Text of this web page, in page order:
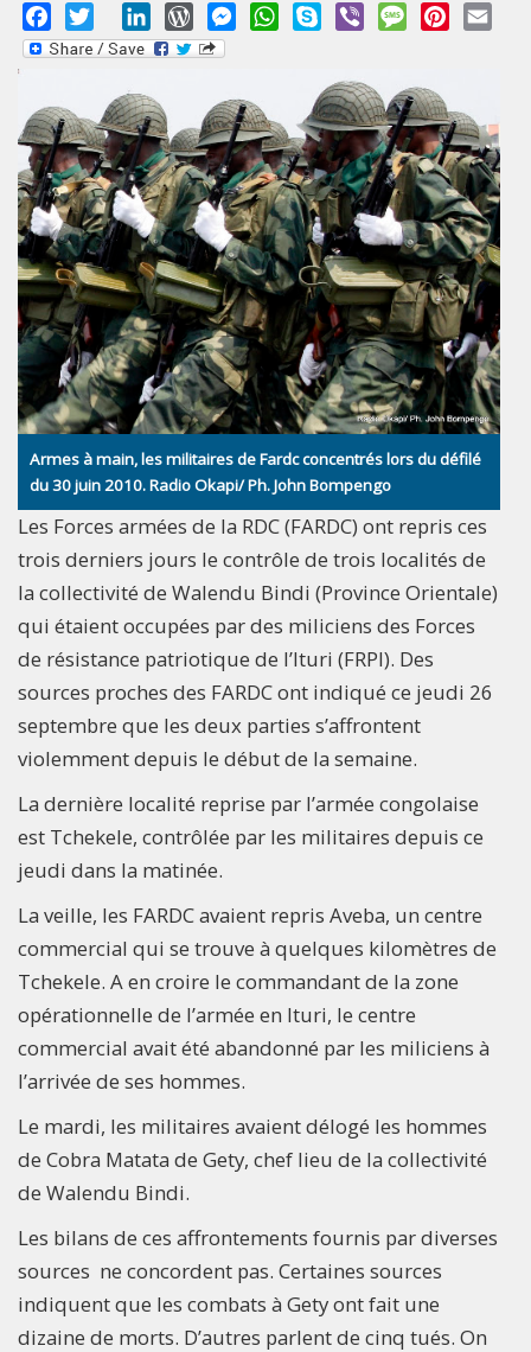
Facebook
Twitter LinkedInWordPressMessengerWhatsApp
Skype Viber MessagePinterest
Armes à main, les militaires de Fardc concentrés lors du défilé
du 30 juin 2010. Radio Okapi/ Ph. John Bompengo
Les Forces armées de la RDC (FARDC) ont repris ces
trois derniers jours le contrôle de trois localités de
la collectivité de Walendu Bindi (Province Orientale)
qui étaient occupées par des miliciens des Forces
de résistance patriotique de l’Ituri (FRPI). Des
sources proches des FARDC ont indiqué ce jeudi 26
septembre que les deux parties s’affrontent
violemment depuis le début de la semaine.
La dernière localité reprise par l’armée congolaise
est Tchekele, contrôlée par les militaires depuis ce
jeudi dans la matinée.
La veille, les FARDC avaient repris Aveba, un centre
commercial qui se trouve à quelques kilomètres de
Tchekele. A en croire le commandant de la zone
opérationnelle de l’armée en Ituri, le centre
commercial avait été abandonné par les miliciens à
l’arrivée de ses hommes.
Le mardi, les militaires avaient délogé les hommes
de Cobra Matata de Gety, chef lieu de la collectivité
de Walendu Bindi.
Les bilans de ces affrontements fournis par diverses
sources ne concordent pas. Certaines sources
indiquent que les combats à Gety ont fait une
dizaine de morts. D’autres parlent de cinq tués. On